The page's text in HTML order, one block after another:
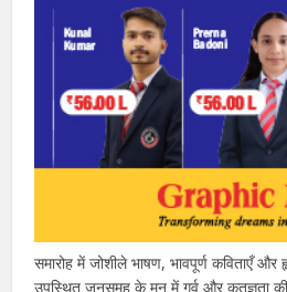
समारोह में जोशीले भाषण, भावपूर्ण कविताएँ और
उपस्थित जनसमूह के मन में गर्व और कृतज्ञता की